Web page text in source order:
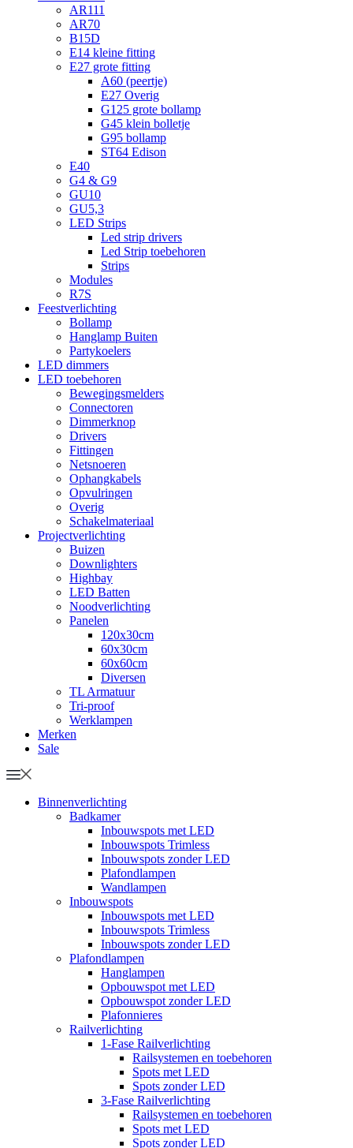
AR111
AR70
B15D
E14 kleine fitting
E27 grote fitting
A60 (peertje)
E27 Overig
G125 grote bollamp
G45 klein bolletje
G95 bollamp
ST64 Edison
E40
G4 & G9
GU10
GU5,3
LED Strips
Led strip drivers
Led Strip toebehoren
Strips
Modules
R7S
Feestverlichting
Bollamp
Hanglamp Buiten
Partykoelers
LED dimmers
LED toebehoren
Bewegingsmelders
Connectoren
Dimmerknop
Drivers
Fittingen
Netsnoeren
Ophangkabels
Opvulringen
Overig
Schakelmateriaal
Projectverlichting
Buizen
Downlighters
Highbay
LED Batten
Noodverlichting
Panelen
120x30cm
60x30cm
60x60cm
Diversen
TL Armatuur
Tri-proof
Werklampen
Merken
Sale
Binnenverlichting
Badkamer
Inbouwspots met LED
Inbouwspots Trimless
Inbouwspots zonder LED
Plafondlampen
Wandlampen
Inbouwspots
Inbouwspots met LED
Inbouwspots Trimless
Inbouwspots zonder LED
Plafondlampen
Hanglampen
Opbouwspot met LED
Opbouwspot zonder LED
Plafonnieres
Railverlichting
1-Fase Railverlichting
Railsystemen en toebehoren
Spots met LED
Spots zonder LED
3-Fase Railverlichting
Railsystemen en toebehoren
Spots met LED
Spots zonder LED